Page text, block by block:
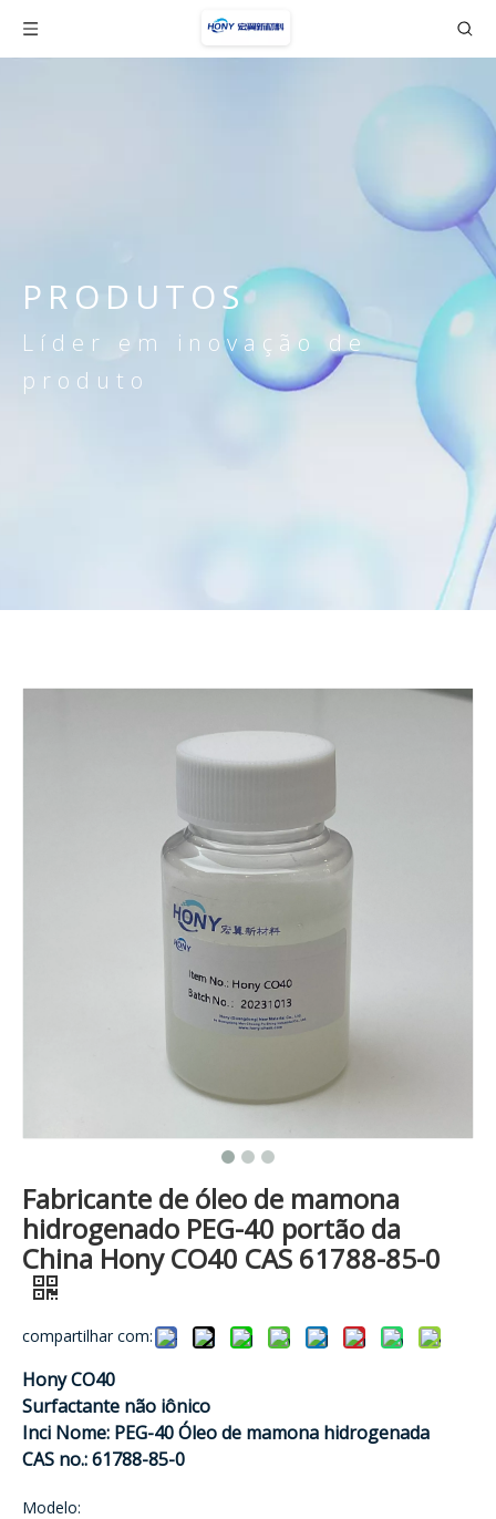
PRODUTOS
Líder em inovação de
produto
Fabricante de óleo de mamona
hidrogenado PEG-40 portão da
China Hony CO40 CAS 61788-85-0
compartilhar com:
Hony CO40
Surfactante não iônico
Inci Nome: PEG-40 Óleo de mamona hidrogenada
CAS no.: 61788-85-0
Modelo: